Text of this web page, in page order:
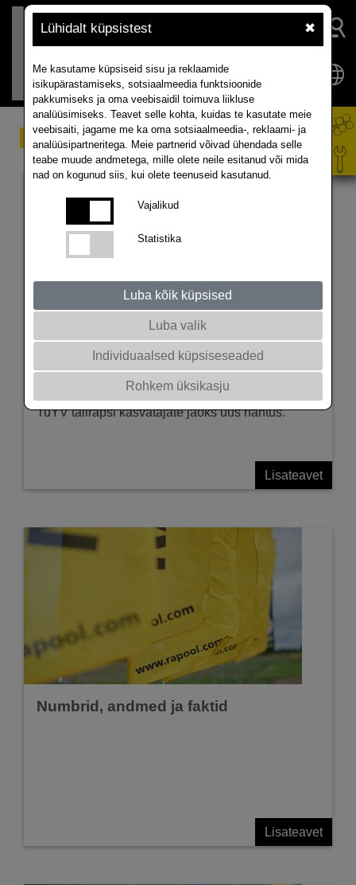
Lühidalt küpsistest ✖
Me kasutame küpsiseid sisu ja reklaamide
isikupärastamiseks, sotsiaalmeedia funktsioonide
pakkumiseks ja oma veebisaidil toimuva liikluse
analüüsimiseks. Teavet selle kohta, kuidas te kasutate meie
veebisaiti, jagame me ka oma sotsiaalmeedia-, reklaami- ja
analüüsipartneritega. Meie partnerid võivad ühendada selle
teabe muude andmetega, mille olete neile esitanud või mida
nad on kogunud siis, kui olete teenuseid kasutanud.
Vajalikud
Statistika
Luba kõik küpsised
Luba valik
Individuaalsed küpsiseseaded
Rohkem üksikasju
Meist
Me ei karda viirust!
Naeri kollaviirust (TuYV) peetakse viimasel ajal
rapsikasvatuse ohuks number üks. Samas pole
TuYV talirapsi kasvatajate jaoks uus nähtus.
Lisateavet
Numbrid, andmed ja faktid
Lisateavet